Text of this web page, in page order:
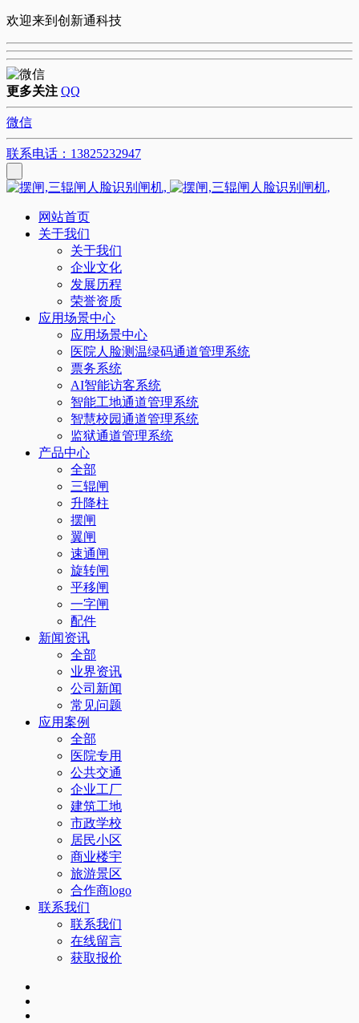
欢迎来到创新通科技
更多关注 QQ
微信
联系电话：13825232947
网站首页
关于我们
关于我们
企业文化
发展历程
荣誉资质
应用场景中心
应用场景中心
医院人脸测温绿码通道管理系统
票务系统
AI智能访客系统
智能工地通道管理系统
智慧校园通道管理系统
监狱通道管理系统
产品中心
全部
三辊闸
升降柱
摆闸
翼闸
速通闸
旋转闸
平移闸
一字闸
配件
新闻资讯
全部
业界资讯
公司新闻
常见问题
应用案例
全部
医院专用
公共交通
企业工厂
建筑工地
市政学校
居民小区
商业楼宇
旅游景区
合作商logo
联系我们
联系我们
在线留言
获取报价